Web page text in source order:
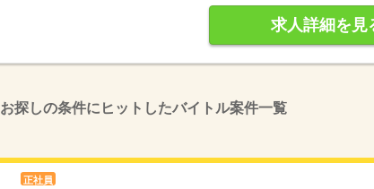
求人詳細を見
お探しの条件にヒットしたバイトル案件一覧
正社員